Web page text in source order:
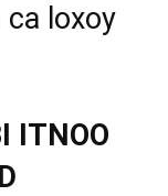
loxoy
ITNOO